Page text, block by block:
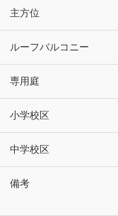
主方位
ルーフバルコニー
専用庭
小学校区
中学校区
備考